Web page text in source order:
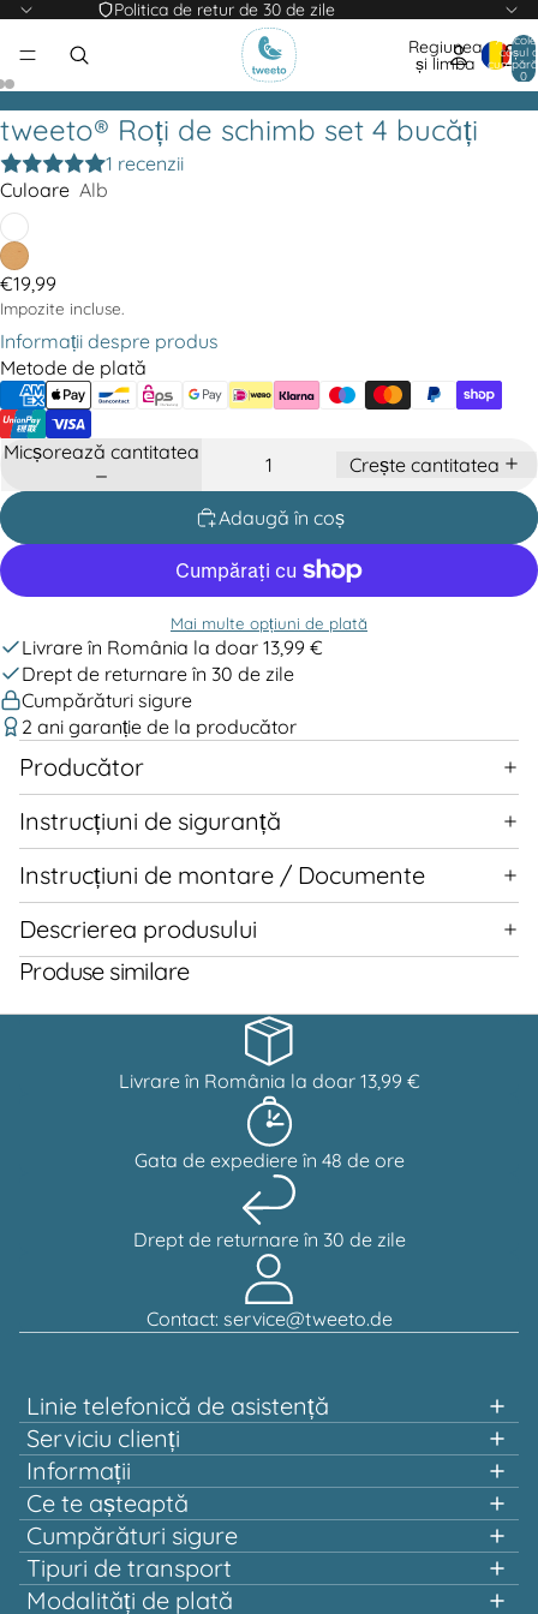
Politica de retur de 30 de zile
Regiunea
și limba
coșul
0
tweeto® Roți de schimb set 4 bucăți
1 recenzii
Culoare Alb
€19,99
Impozite incluse.
Informații despre produs
Metode de plată
Micșorează cantitatea
Crește cantitatea
Adaugă în coș
Mai multe opțiuni de plată
Livrare în România la doar 13,99 €
Drept de returnare în 30 de zile
Cumpărături sigure
2 ani garanție de la producător
Producător
Instrucțiuni de siguranță
Instrucțiuni de montare / Documente
Descrierea produsului
Produse similare
Livrare în România la doar 13,99 €
Gata de expediere în 48 de ore
Drept de returnare în 30 de zile
Contact: service@tweeto.de
Linie telefonică de asistență
Asistență și consiliere la:
+49 151 58707657
Luni-marți și joi-vineri, între orele 10:00 și 12:00
Serviciu clienți
Informații
Ce te așteaptă
Cumpărături rapide
Calitate care merită
Transport gratuit începând de la 100,00 €*
Cumpărături sigure
Premiat și certificat de mai multe ori!
Tipuri de transport
Modalități de plată